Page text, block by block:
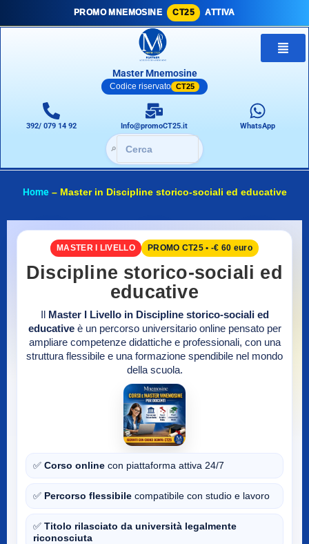
PROMO MNEMOSINE CT25 ATTIVA
Master Mnemosine
Codice riservato CT25
392/ 079 14 92 Info@promoCT25.it WhatsApp
🔎
Home– Master in Discipline storico-sociali ed educative
MASTER I LIVELLO PROMO CT25 • -€ 60 euro
Discipline storico-sociali ed
educative
Master I Livello in Discipline storico-sociali ed
educativeè un percorso universitario online pensato per
ampliare competenze didattiche e professionali, con una
struttura flessibile e una formazione spendibile nel mondo
della scuola.
✅ Corso online con piattaforma attiva 24/7
✅ Percorso flessibile compatibile con studio e lavoro
✅ Titolo rilasciato da università legalmente
riconosciuta